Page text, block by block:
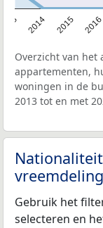
2014 2015 2016
Overzicht van het
appartementen,
woningen in de
2013 tot en met
Gebruik het
selecteren en